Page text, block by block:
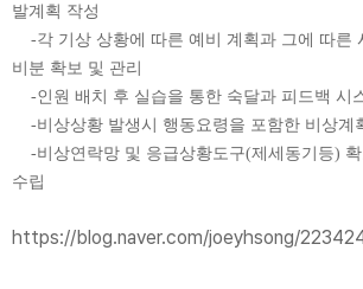
발계획 작성
-각 기상 상황에 따른 예비 계획과 그에 따른
비분 확보 및 관리
-인원 배치 후 실습을 통한 숙달과 피드백 시
-비상상황 발생시 행동요령을 포함한 비상계
-비상연락망 및 응급상황도구(제세동기등) 확
수립
https://blog.naver.com/joeyhsong/